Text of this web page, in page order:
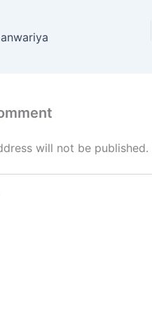
will not be published.